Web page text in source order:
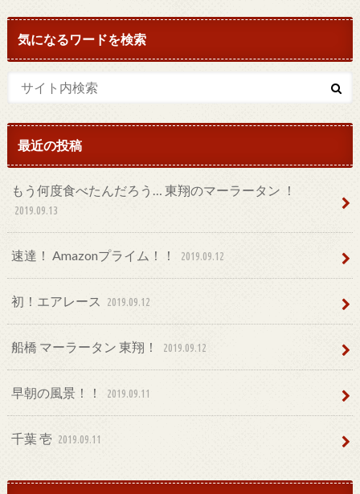
気になるワードを検索
最近の投稿
もう何度食べたんだろう… 東翔のマーラータン ！
2019.09.13
速達！ Amazonプライム！！ 2019.09.12
初！エアレース 2019.09.12
船橋 マーラータン 東翔！ 2019.09.12
早朝の風景！！ 2019.09.11
千葉 壱 2019.09.11